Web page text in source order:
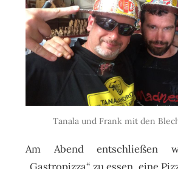
Tanala und Frank mit den
Am Abend entschließen